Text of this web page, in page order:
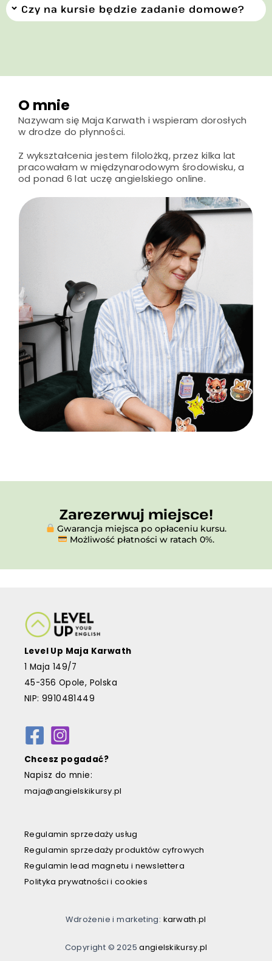
Czy na kursie będzie zadanie domowe?
O mnie
Nazywam się Maja Karwath i wspieram dorosłych
w drodze do płynności.
Z wykształcenia jestem filolożką, przez kilka lat
pracowałam w międzynarodowym środowisku, a
od ponad 6 lat uczę angielskiego online.
Zarezerwuj miejsce!
Gwarancja miejsca po opłaceniu kursu.
Możliwość płatności w ratach 0%.
Level Up Maja Karwath
1 Maja 149/7
45-356 Opole, Polska
NIP: 9910481449
Chcesz pogadać?
Napisz do mnie:
maja@angielskikursy.pl
Regulamin sprzedaży usług
Regulamin sprzedaży produktów cyfrowych
Regulamin lead magnetu i newslettera
Polityka prywatności i cookies
Wdrożenie i marketing: karwath.pl
Copyright © 2025angielskikursy.pl